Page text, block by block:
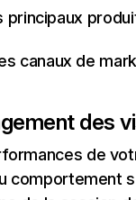
principaux
canaux de
des
de
comportement